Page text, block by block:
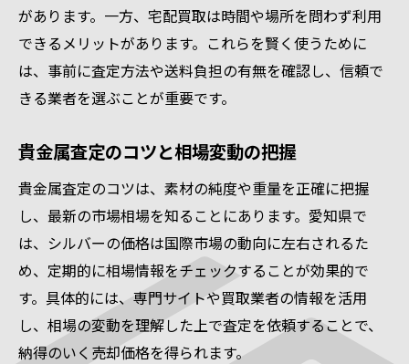
があります。一方、宅配買取は時間や場所を問わず利用
できるメリットがあります。これらを賢く使うために
は、事前に査定方法や送料負担の有無を確認し、信頼で
きる業者を選ぶことが重要です。
貴金属査定のコツと相場変動の把握
貴金属査定のコツは、素材の純度や重量を正確に把握
し、最新の市場相場を知ることにあります。愛知県で
は、シルバーの価格は国際市場の動向に左右されるた
め、定期的に相場情報をチェックすることが効果的で
す。具体的には、専門サイトや買取業者の情報を活用
し、相場の変動を理解した上で査定を依頼することで、
納得のいく売却価格を得られます。